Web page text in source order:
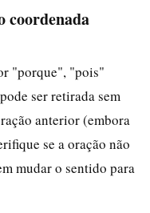
coordenada
"porque", "pois"
ser retirada sem
anterior (embora
se a oração não
mudar o sentido para